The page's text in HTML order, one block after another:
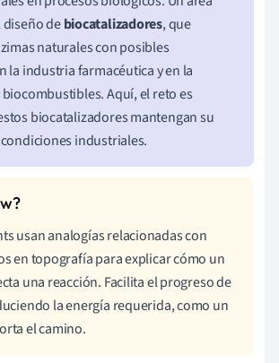
diseño debiocatalizadores, que
naturales con posibles
la industria farmacéutica y en la
Aquí, el reto es
biocatalizadores mantengan su
industriales.
usan analogías relacionadas con
en topografía para explicar cómo un
una reacción. Facilita el progreso de
la energía requerida, como un
el camino.